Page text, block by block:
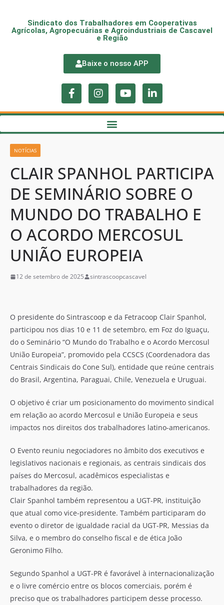
Sindicato dos Trabalhadores em Cooperativas
Agrícolas, Agropecuárias e Agroindustriais de Cascavel
e Região
Baixe o nosso APP
NOTÍCIAS
CLAIR SPANHOL PARTICIPA
DE SEMINÁRIO SOBRE O
MUNDO DO TRABALHO E
O ACORDO MERCOSUL
UNIÃO EUROPEIA
12 de setembro de 2025 sintrascoopcascavel
O presidente do Sintrascoop e da Fetracoop Clair Spanhol,
participou nos dias 10 e 11 de setembro, em Foz do Iguaçu,
do o Seminário “O Mundo do Trabalho e o Acordo Mercosul
União Europeia”, promovido pela CCSCS (Coordenadora das
Centrais Sindicais do Cone Sul), entidade que reúne centrais
do Brasil, Argentina, Paraguai, Chile, Venezuela e Uruguai.
O objetivo é criar um posicionamento do movimento sindical
em relação ao acordo Mercosul e União Europeia e seus
impactos nos direitos dos trabalhadores latino-americanos.
O Evento reuniu negociadores no âmbito dos executivos e
legislativos nacionais e regionais, as centrais sindicais dos
países do Mercosul, acadêmicos especialistas e
trabalhadores da região.
Clair Spanhol também representou a UGT-PR, instituição
que atual como vice-presidente. Também participaram do
evento o diretor de igualdade racial da UGT-PR, Messias da
Silva, e o membro do conselho fiscal e de ética João
Geronimo Filho.
Segundo Spanhol a UGT-PR é favorável à internacionalização
e o livre comércio entre os blocos comerciais, porém é
preciso que os trabalhadores participem desse processo.